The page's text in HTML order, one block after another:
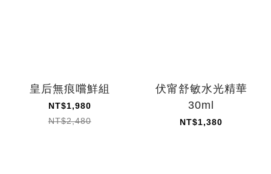
皇后無痕嚐鮮組
NT$1,980
NT$2,480
伏甯舒敏水光精華
30ml
NT$1,380